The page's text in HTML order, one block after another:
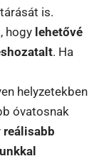
is.
hogy lehetővé
. Ha
helyzetekben
óvatosnak
reálisabb